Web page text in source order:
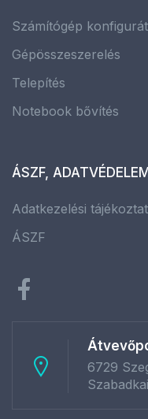
Számítógép
Gépösszeszerelés
Telepítés
Notebook bővítés
ÁSZF,
Adatkezelési
ÁSZF
6729